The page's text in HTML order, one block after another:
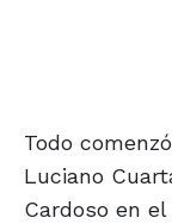
Todo
Luciano
Cardoso en